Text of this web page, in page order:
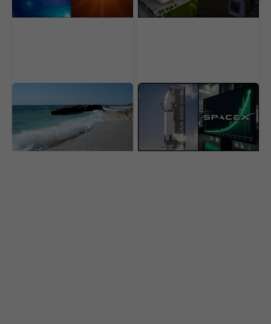
kolapsom. Vojna a hlad
po vode menia jazero na
púšť
SpaceX narazila do
Mesiaca. Odpad z rakety
vytvoril kráter, vedci
varujú pred rizikom